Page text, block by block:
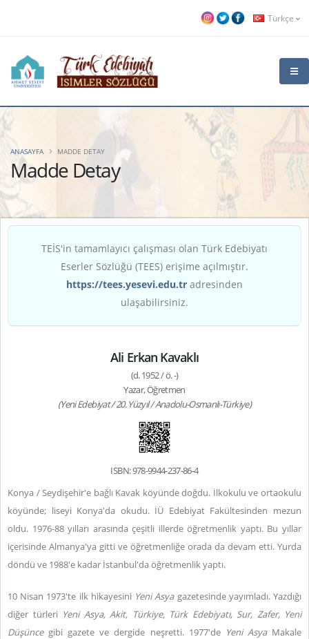
Türkçe
Madde Detay
ANASAYFA MADDE DETAY
TEİS'in tamamlayıcı çalışması olan Türk Edebiyatı
Eserler Sözlüğü (TEES) erişime açılmıştır.
https://tees.yesevi.edu.tr adresinden
ulaşabilirsiniz.
Ali Erkan Kavaklı
(d. 1952 / ö. -)
Yazar, Öğretmen
(Yeni Edebiyat / 20. Yüzyıl / Anadolu-Osmanlı-Türkiye)
ISBN: 978-9944-237-86-4
Konya / Seydişehir'e bağlı Kavak köyünde doğdu. İlkokulu ve ortaokulu
köyünde; liseyi Konya'da okudu. İÜ Edebiyat Fakültesinden mezun
oldu. 1976-88 yılları arasında çeşitli illerde öğretmenlik yaptı. Bu yıllar
içerisinde Almanya'ya gitti ve öğretmenliğe orada da devam etti. Yurda
döndü ve 1988'e kadar İstanbul'da öğretmenlik yaptı.
10 Nisan 1973'te ilk hikayesini Yeni Asya gazetesinde yayımladı. Yazdığı
diğer türleri Yeni Asya, Akit, Türkiye, Türk Edebiyatı, Sur, Zafer, Yeni
Düşüncegibi gazete ve dergide neşretti. 1977'de Yeni AsyaMakale